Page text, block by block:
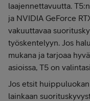
laajennettavuutta.
ja NVIDIA GeForce
vakuuttavaa
työskentelyyn. Jos
mukana ja tarjoaa
asioissa, T5 on
Jos etsit
lainkaan